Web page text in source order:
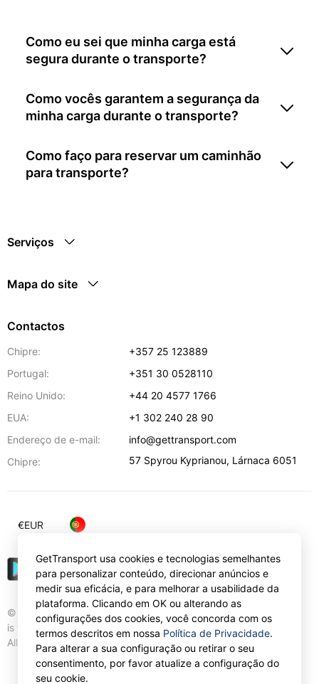
Como eu sei que minha carga está
segura durante o transporte?
Como vocês garantem a segurança da
minha carga durante o transporte?
Como faço para reservar um caminhão
para transporte?
Serviços
Mapa do site
Contactos
Chipre:
+357 25 123889
Portugal:
+351 30 0528110
Reino Unido:
+44 20 4577 1766
EUA:
+1 302 240 28 90
Endereço de e-mail:
info@gettransport.com
Chipre:
57 Spyrou Kyprianou, Lárnaca 6051
© Gettransport International Limited. GetTransport®
is trademark of Gettransport International Limited.
All rights reserved.
€EUR
GetTransport usa cookies e tecnologias semelhantes
para personalizar conteúdo, direcionar anúncios e
medir sua eficácia, e para melhorar a usabilidade da
plataforma. Clicando em OK ou alterando as
configurações dos cookies, você concorda com os
termos descritos em nossa Política de Privacidade.
Para alterar a sua configuração ou retirar o seu
consentimento, por favor atualize a configuração do
seu cookie.